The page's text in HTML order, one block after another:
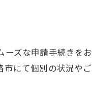
ズな申請手続きを
にて個別の状況や